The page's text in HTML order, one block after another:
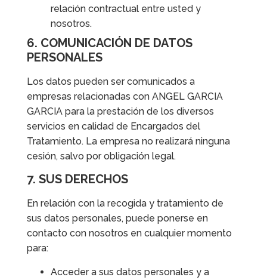
relación contractual entre usted y
nosotros.
6. COMUNICACIÓN DE DATOS
PERSONALES
Los datos pueden ser comunicados a
empresas relacionadas con ANGEL GARCIA
GARCIA para la prestación de los diversos
servicios en calidad de Encargados del
Tratamiento. La empresa no realizará ninguna
cesión, salvo por obligación legal.
7. SUS DERECHOS
En relación con la recogida y tratamiento de
sus datos personales, puede ponerse en
contacto con nosotros en cualquier momento
para:
Acceder a sus datos personales y a